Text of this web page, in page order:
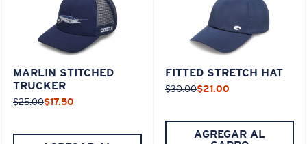
MARLIN STITCHED
TRUCKER
$25.00$17.50
FITTED STRETCH HAT
$30.00$21.00
AGREGAR AL